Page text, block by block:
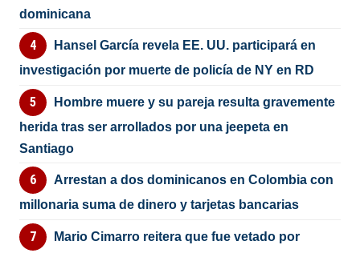
dominicana
Hansel García revela EE. UU. participará en
investigación por muerte de policía de NY en RD
Hombre muere y su pareja resulta gravemente
herida tras ser arrollados por una jeepeta en
Santiago
Arrestan a dos dominicanos en Colombia con
millonaria suma de dinero y tarjetas bancarias
Mario Cimarro reitera que fue vetado por